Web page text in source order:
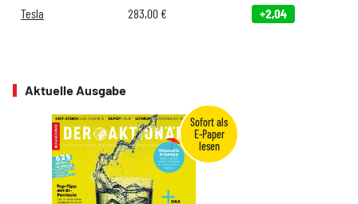
Tesla 283,00 € +2,04
Aktuelle Ausgabe